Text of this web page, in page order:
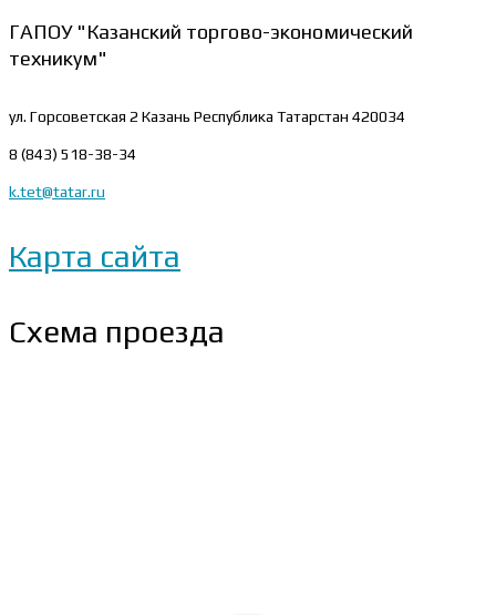
ГАПОУ "Казанский торгово-экономический
техникум"
ул. Горсоветская 2 Казань Республика Татарстан 420034
8 (843) 518-38-34
k.tet@tatar.ru
Карта сайта
Схема проезда